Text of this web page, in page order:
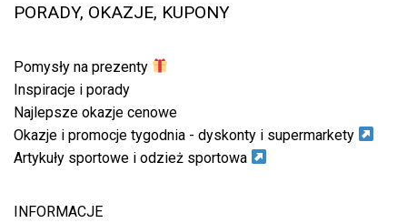
PORADY, OKAZJE, KUPONY
Pomysły na prezenty
Inspiracje i porady
Najlepsze okazje cenowe
Okazje i promocje tygodnia - dyskonty i supermarkety
Artykuły sportowe i odzież sportowa
INFORMACJE